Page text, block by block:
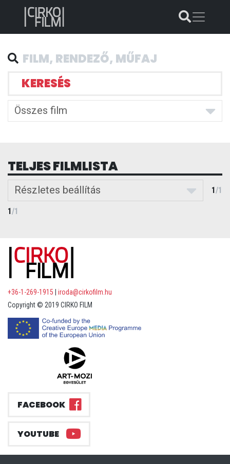
KERESÉS
Összes film
TELJES FILMLISTA
Részletes beállítás 1/1
1/1
+36-1-269-1915
iroda@cirkofilm.hu
Copyright © 2019 CIRKO FILM
FACEBOOK
YOUTUBE